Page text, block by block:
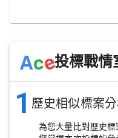
Ace投標戰情
1 歷史相似標案
為您大量比對歷史